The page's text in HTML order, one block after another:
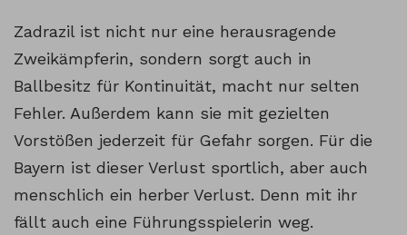
Zadrazil ist nicht nur eine herausragende
Zweikämpferin, sondern sorgt auch in
Ballbesitz für Kontinuität, macht nur selten
Fehler. Außerdem kann sie mit gezielten
Vorstößen jederzeit für Gefahr sorgen. Für die
Bayern ist dieser Verlust sportlich, aber auch
menschlich ein herber Verlust. Denn mit ihr
fällt auch eine Führungsspielerin weg.